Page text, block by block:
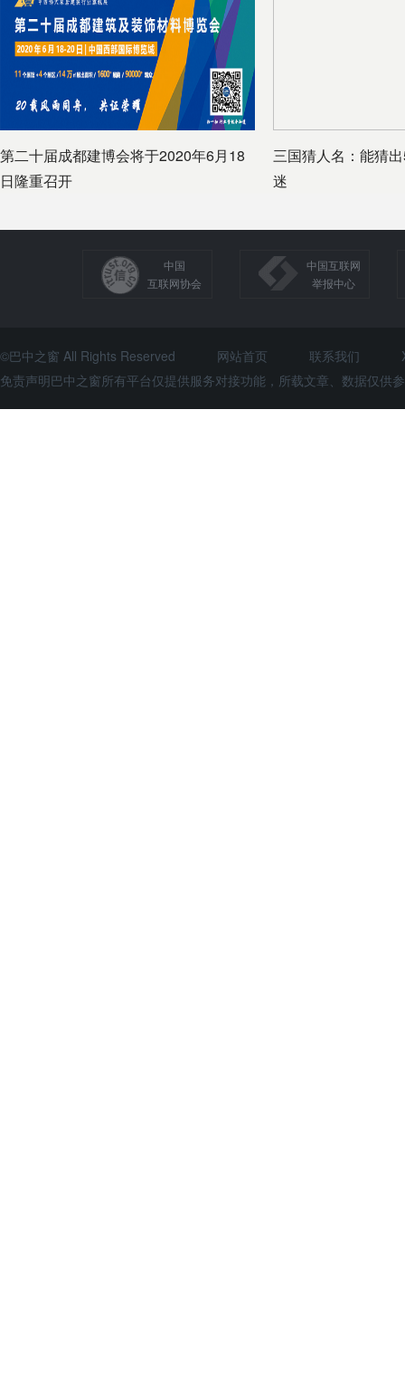
第二十届成都建博会将于2020年6月18
日隆重召开
三国猜人名：能猜
迷
中国
互联网协会
中国互联网
举报中心
©巴中之窗 All Rights Reserved 网站首页 联系我们
免责声明巴中之窗所有平台仅提供服务对接功能，所载文章、数据仅